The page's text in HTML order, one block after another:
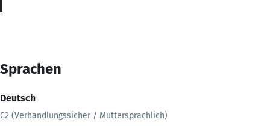
Sprachen
Deutsch
C2 (Verhandlungssicher / Muttersprachlich)